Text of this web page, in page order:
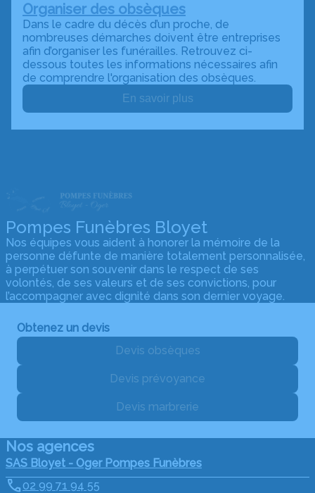
Organiser des obsèques
Dans le cadre du décès d’un proche, de
nombreuses démarches doivent être entreprises
afin d’organiser les funérailles. Retrouvez ci-
dessous toutes les informations nécessaires afin
de comprendre l'organisation des obsèques.
En savoir plus
Pompes Funèbres Bloyet
Nos équipes vous aident à honorer la mémoire de la
personne défunte de manière totalement personnalisée,
à perpétuer son souvenir dans le respect de ses
volontés, de ses valeurs et de ses convictions, pour
l’accompagner avec dignité dans son dernier voyage.
Obtenez un devis
Devis obsèques
Devis prévoyance
Devis marbrerie
Nos agences
SAS Bloyet - Oger Pompes Funèbres
02 99 71 94 55